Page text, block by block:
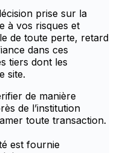
prise sur la
à vos risques et
de toute perte, retard
dans ces
tiers dont les
site.
de manière
de l’institution
toute transaction.
est fournie